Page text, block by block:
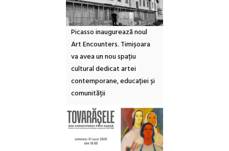
Picasso inaugurează noul
Art Encounters. Timișoara
va avea un nou spațiu
cultural dedicat artei
contemporane, educației și
comunității